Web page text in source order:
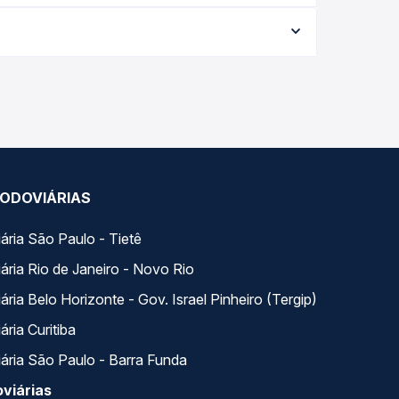
garante a melhor oferta para o seu roteiro.
São Paulo - Tietê
Rio de Janeiro - Novo Rio
Belo Horizonte - Gov. Israel Pinheiro (Tergip)
Curitiba
São Paulo - Barra Funda